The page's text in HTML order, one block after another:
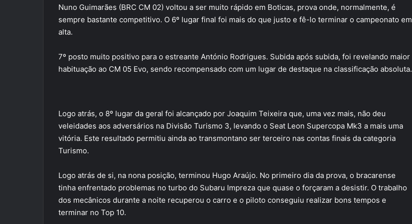
Nuno Guimarães (BRC CM 02) voltou a ser muito rápido em Boticas, prova onde, normalmente, é
sempre bastante competitivo. O 6º lugar final foi mais do que justo e fê-lo terminar o campeonato em
alta.
7º posto muito positivo para o estreante António Rodrigues. Subida após subida, foi revelando maior
habituação ao CM 05 Evo, sendo recompensado com um lugar de destaque na classificação absoluta.
Logo atrás, o 8º lugar da geral foi alcançado por Joaquim Teixeira que, uma vez mais, não deu
veleidades aos adversários na Divisão Turismo 3, levando o Seat Leon Supercopa Mk3 a mais uma
vitória. Este resultado permitiu ainda ao transmontano ser terceiro nas contas finais da categoria
Turismo.
Logo atrás de si, na nona posição, terminou Hugo Araújo. No primeiro dia da prova, o bracarense
tinha enfrentado problemas no turbo do Subaru Impreza que quase o forçaram a desistir. O trabalho
dos mecânicos durante a noite recuperou o carro e o piloto conseguiu realizar bons tempos e
terminar no Top 10.